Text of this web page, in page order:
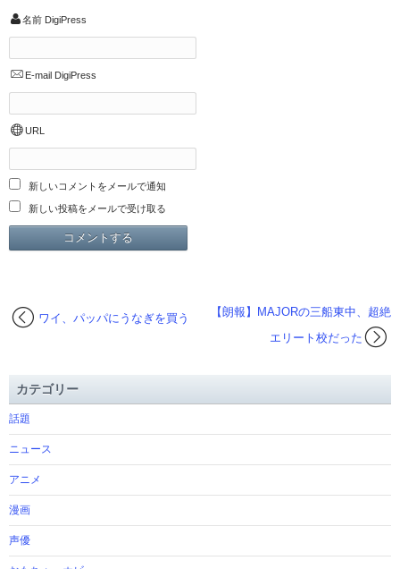
名前 DigiPress
E-mail DigiPress
URL
新しいコメントをメールで通知
新しい投稿をメールで受け取る
【朗報】MAJORの三船東中、超絶
エリート校だった
ワイ、パッパにうなぎを買う
カテゴリー
話題
ニュース
アニメ
漫画
声優